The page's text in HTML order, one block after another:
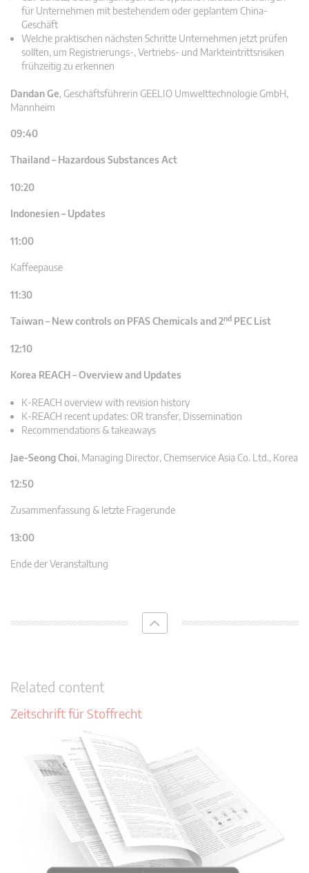
für Unternehmen mit bestehendem oder geplantem China-
Geschäft
Welche praktischen nächsten Schritte Unternehmen jetzt prüfen
sollten, um Registrierungs-, Vertriebs- und Markteintrittsrisiken
frühzeitig zu erkennen
Dandan Ge, Geschäftsführerin GEELIO Umwelttechnologie GmbH,
Mannheim
09:40
Thailand – Hazardous Substances Act
10:20
Indonesien – Updates
11:00
Kaffeepause
11:30
Taiwan – New controls on PFAS Chemicals and 2nd PEC List
12:10
Korea REACH – Overview and Updates
K-REACH overview with revision history
K-REACH recent updates: OR transfer, Dissemination
Recommendations & takeaways
Jae-Seong Choi, Managing Director, Chemservice Asia Co. Ltd., Korea
12:50
Zusammenfassung & letzte Fragerunde
13:00
Ende der Veranstaltung
Related content
Zeitschrift für Stoffrecht